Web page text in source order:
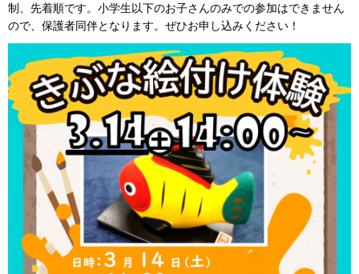
制、先着順です。小学生以下のお子さんのみでの参加はできません
ので、保護者同伴となります。ぜひお申し込みください！